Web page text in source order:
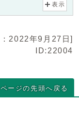
表示
2022年9月27日]
ID:22004
ページの先頭へ戻る